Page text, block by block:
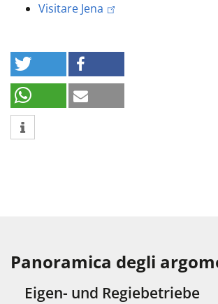
Visitare Jena
Panoramica degli
Eigen- und Regiebetriebe